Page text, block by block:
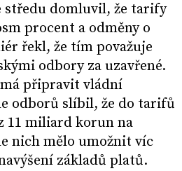
středu domluvil, že tarify
procent a odměny o
řekl, že tím považuje
odbory za uzavřené.
připravit vládní
odborů slíbil, že do tarifů
miliard korun na
nich mělo umožnit víc
základů platů.